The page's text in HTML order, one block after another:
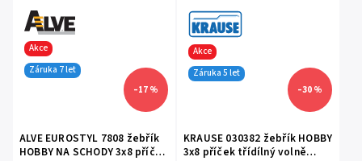
Akce
Záruka 7 let
–17 %
ALVE EUROSTYL 7808 žebřík
HOBBY NA SCHODY 3x8 příček
Akce
Záruka 5 let
–30 %
KRAUSE 030382 žebřík HOBBY
3x8 příček třídílný volně